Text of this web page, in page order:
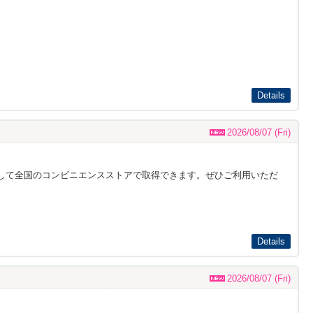
Details
2026/08/07 (Fri)
全国のコンビニエンスストアで取得できます。ぜひご利用いただ
Details
2026/08/07 (Fri)